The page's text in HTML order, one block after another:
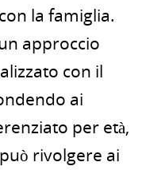
la famiglia.
approccio
con il
ai
per età,
rivolgere ai